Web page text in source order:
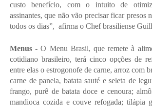
custo benefício, com o intuito de
assinantes, que não vão precisar ficar presos
todos os dias”,  afirma o Chef brasiliense
Menus - O Menu Brasil, que remete à
cotidiano brasileiro, terá cinco opções de
entre elas o estrogonofe de carne, arroz com
carne de panela, batata sauté e seleta de
frango, purê de batata doce e cenoura;
mandioca cozida e couve refogada; tilápia